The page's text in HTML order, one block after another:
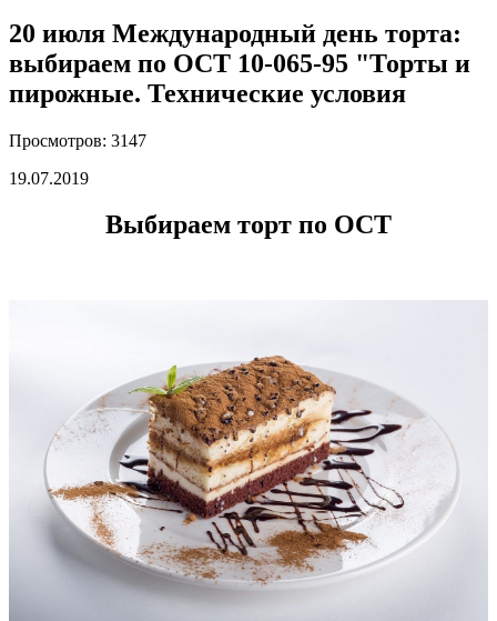
20 июля Международный день торта:
выбираем по ОСТ 10-065-95 "Торты и
пирожные. Технические условия
Просмотров: 3147
19.07.2019
Выбираем торт по ОСТ